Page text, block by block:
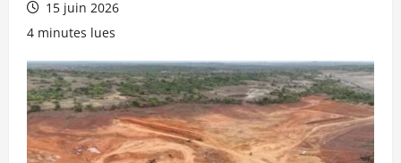
15 juin 2026
4 minutes lues